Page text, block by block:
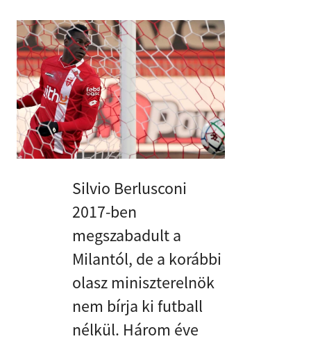
Silvio Berlusconi
2017-ben
megszabadult a
Milantól, de a korábbi
olasz miniszterelnök
nem bírja ki futball
nélkül. Három éve